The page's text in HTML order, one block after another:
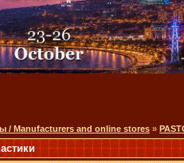
/ Manufacturers and online stores »